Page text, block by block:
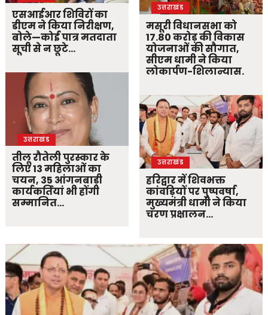
एसआईआर शिविरों का
डीएम ने किया निरीक्षण,
बोले—कोई पात्र मतदाता
सूची से न छूटे…
उत्तराखंड
तीलू रौतेली पुरस्कार के
लिए 13 महिलाओं का
चयन, 35 आंगनबाड़ी
कार्यकर्तियां भी होंगी
सम्मानित…
उत्तराखंड
मसूरी विधानसभा को
17.80 करोड़ की विकास
योजनाओं की सौगात,
सीएम धामी ने किया
लोकार्पण-शिलान्यास.
उत्तराखंड
हरिद्वार में शिवभक्त
कांवड़ियों पर पुष्पवर्षा,
मुख्यमंत्री धामी ने किया
चरण प्रक्षालन…